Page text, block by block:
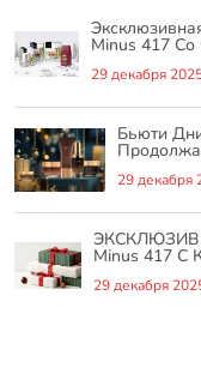
Minus 417
29 декабря
Бьюти
29 декабря
Minus 417 С
29 декабря